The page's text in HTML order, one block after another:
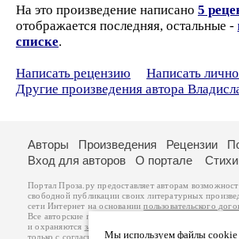
На это произведение написано 5
отображается последняя, остальные -
списке.
Написать рецензию
Написать
Другие произведения автора
Мы используем файлы cookie
Авторы Произведения Рецензии
Вход для авторов
О портале
Портал Проза.ру предоставляет авторам
свободной публикации своих литературных
сети Интернет на основаниипользовательского
Все авторские права на произведения принадлежат
и охраняются законом
. Перепечатка произведений
только с согласия его автора, к которому вы можете